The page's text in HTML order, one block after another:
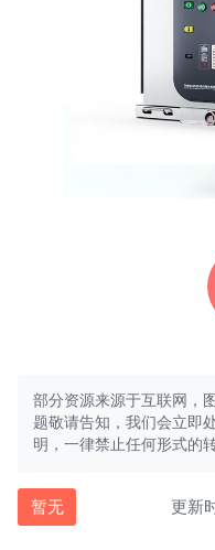
部分资源来源于互联网，
题敬请告知，我们会立即
明，一律禁止任何形式的
暂无 更新